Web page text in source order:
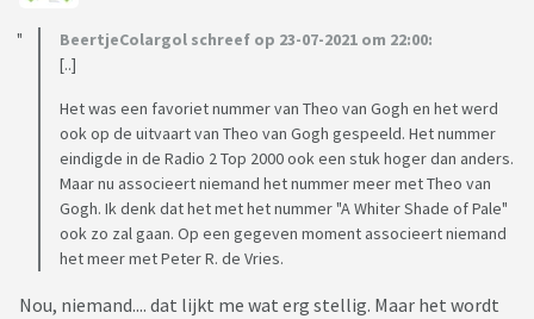
BeertjeColargol schreef op 23-07-2021 om 22:00:
[..]
Het was een favoriet nummer van Theo van Gogh en het werd
ook op de uitvaart van Theo van Gogh gespeeld. Het nummer
eindigde in de Radio 2 Top 2000 ook een stuk hoger dan anders.
Maar nu associeert niemand het nummer meer met Theo van
Gogh. Ik denk dat het met het nummer "A Whiter Shade of Pale"
ook zo zal gaan. Op een gegeven moment associeert niemand
het meer met Peter R. de Vries.
Nou, niemand.... dat lijkt me wat erg stellig. Maar het wordt